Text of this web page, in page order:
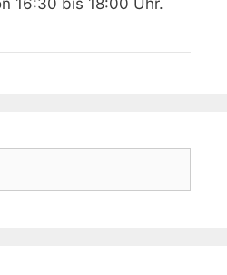
16:30 bis 18:00 Uhr.